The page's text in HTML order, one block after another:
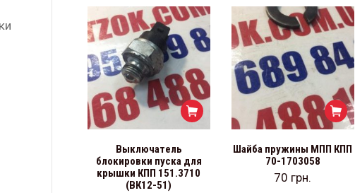
Выключатель
блокировки пуска для
крышки КПП 151.3710
(ВК12-51)
Шайба пружины МПП КПП
70-1703058
70 грн.